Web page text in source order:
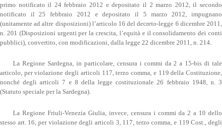
primo notificato il 24 febbraio 2012 e depositato il 2 marzo 2012, il secondo
notificato il 25 febbraio 2012 e depositato il 5 marzo 2012, impugnano
(unitamente ad altre disposizioni) l’articolo 16 del decreto-legge 6 dicembre 2011,
n. 201 (Disposizioni urgenti per la crescita, l’equità e il consolidamento dei conti
pubblici), convertito, con modificazioni, dalla legge 22 dicembre 2011, n. 214.
La Regione Sardegna, in particolare, censura i commi da 2 a 15-bis di tale
articolo, per violazione degli articoli 117, terzo comma, e 119 della Costituzione,
nonché degli articoli 7 e 8 della legge costituzionale 26 febbraio 1948, n. 3
(Statuto speciale per la Sardegna).
La Regione Friuli-Venezia Giulia, invece, censura i commi da 2 a 10 dello
stesso art. 16, per violazione degli articoli 3, 117, terzo comma, e 119 Cost., degli